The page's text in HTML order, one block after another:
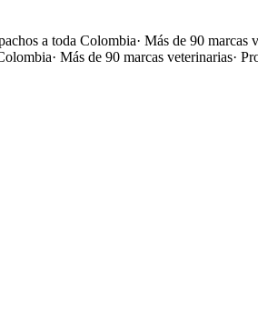
a toda Colombia· Más de 90 marcas
· Más de 90 marcas veterinarias·